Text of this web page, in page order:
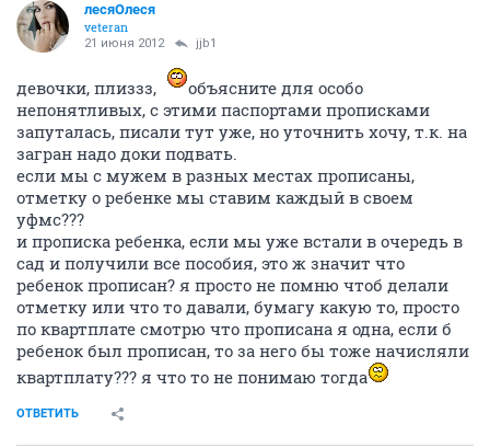
лесяОлеся
veteran
21 июня 2012 jjb1
девочки, плиззз,
объясните для особо
непонятливых, с этими паспортами прописками
запуталась, писали тут уже, но уточнить хочу, т.к. на
загран надо доки подвать.
если мы с мужем в разных местах прописаны,
отметку о ребенке мы ставим каждый в своем
уфмс???
и прописка ребенка, если мы уже встали в очередь в
сад и получили все пособия, это ж значит что
ребенок прописан? я просто не помню чтоб делали
отметку или что то давали, бумагу какую то, просто
по квартплате смотрю что прописана я одна, если б
ребенок был прописан, то за него бы тоже начисляли
квартплату??? я что то не понимаю тогда
ОТВЕТИТЬ